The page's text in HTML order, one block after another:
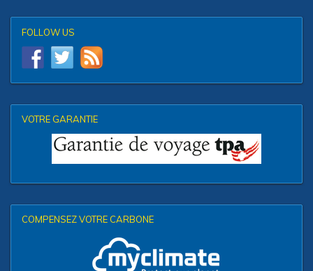
FOLLOW US
VOTRE GARANTIE
COMPENSEZ VOTRE CARBONE